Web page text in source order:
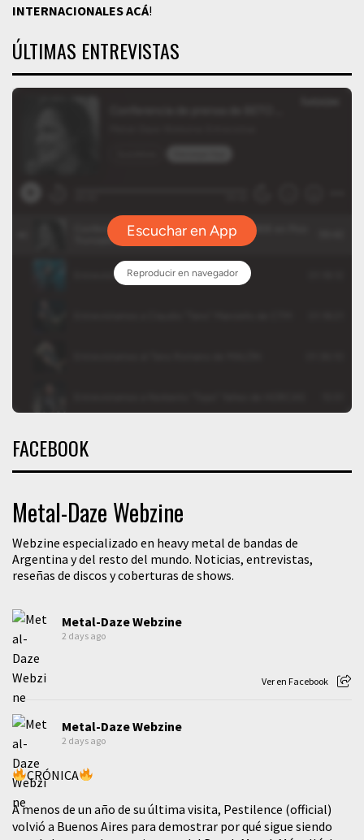
INTERNACIONALESACÁ!
ÚLTIMAS ENTREVISTAS
FACEBOOK
Metal-Daze Webzine
Webzine especializado en heavy metal de bandas de
Argentina y del resto del mundo. Noticias, entrevistas,
reseñas de discos y coberturas de shows.
Metal-Daze Webzine
2 days ago
Ver en Facebook
Metal-Daze Webzine
2 days ago
CRÓNICA
A menos de un año de su última visita, Pestilence (official)
volvió a Buenos Aires para demostrar por qué sigue siendo